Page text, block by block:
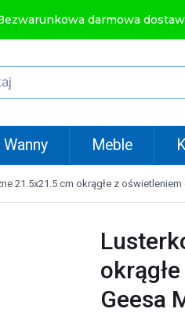
darmowa
Wanny Meble
21.5x21.5 cm okrągłe z
Geesa